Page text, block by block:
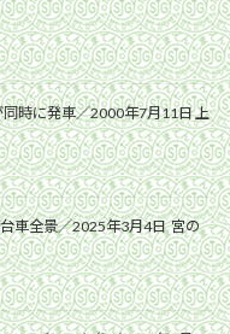
時に発車／2000年7月11日 上
車全景／2025年3月4日 宮の